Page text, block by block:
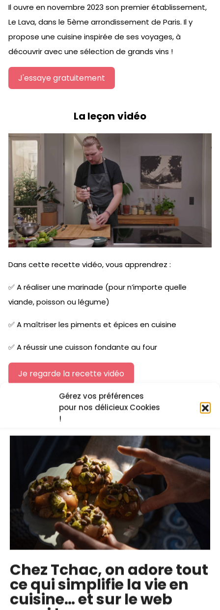
Gérez vos préférences
pour nos délicieux Cookies
!
Chez Tchac, on adore tout
ce qui simplifie la vie en
cuisine… et sur le web
Il ouvre en novembre 2023 son premier établissement,
Le Lava, dans le 5ème arrondissement de Paris. Il y
propose une cuisine inspirée de ses voyages, à
découvrir avec une sélection de grands vins !
J'essaye gratuitement
Dans cette recette vidéo, vous apprendrez :
✅ A réaliser une marinade (pour n’importe quelle
viande, poisson ou légume)
✅ A maîtriser les piments et épices en cuisine
✅ A réussir une cuisson fondante au four
Je regarde la recette vidéo
La leçon vidéo
Moules au mezcal
Beignet de maïs
(hush puppies)